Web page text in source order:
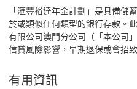
「滙豐裕達年金計劃」是具備儲
於或類似任何類型的銀行存款。
有限公司澳門分公司（「本公司
信貸風險影響，早期退保或會招
有用資訊